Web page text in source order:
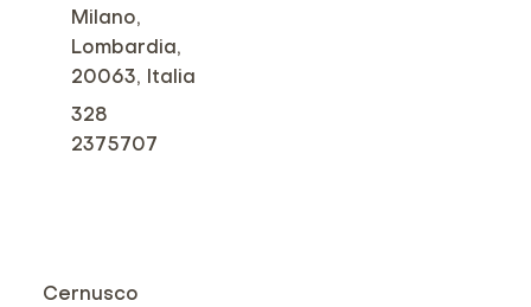
Milano,
Lombardia,
20063, Italia
328
2375707
Cernusco